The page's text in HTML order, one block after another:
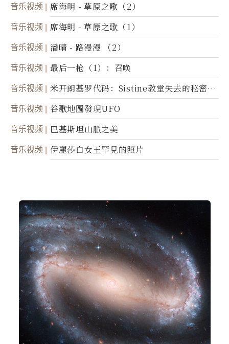
音乐视频 席海明 - 草原之歌（2）
音乐视频 席海明 - 草原之歌（1）
音乐视频 潘晴 - 路漫漫 （2）
音乐视频 最后一枪（1）：召唤
音乐视频
米开朗基罗代码：Sistine教堂失去的秘密
(图)
音乐视频 谷歌地圖發現UFO
音乐视频 巴基斯坦山脈之美
音乐视频 伊麗莎白女王罕見的照片